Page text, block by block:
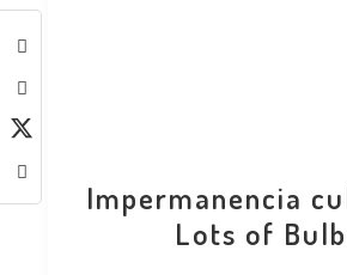
Impermanencia
Lots of